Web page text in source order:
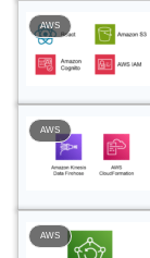
AWS
AWS
AWS